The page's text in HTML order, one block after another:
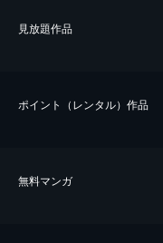
⾒放題作品
ポイント（レンタル）作品
無料マンガ